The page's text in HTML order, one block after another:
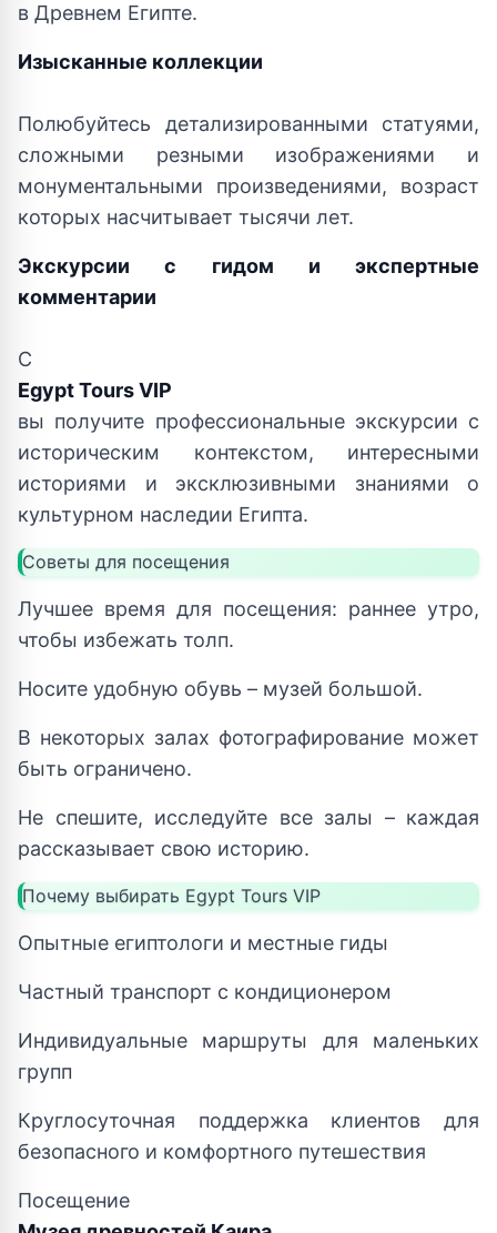
в Древнем Египте.
Изысканные коллекции
Полюбуйтесь детализированными статуями,
сложными резными изображениями и
монументальными произведениями, возраст
которых насчитывает тысячи лет.
Экскурсии с гидом и экспертные
комментарии
С
Egypt Tours VIP
вы получите профессиональные экскурсии с
историческим контекстом, интересными
историями и эксклюзивными знаниями о
культурном наследии Египта.
Советы для посещения
Лучшее время для посещения: раннее утро,
чтобы избежать толп.
Носите удобную обувь – музей большой.
В некоторых залах фотографирование может
быть ограничено.
Не спешите, исследуйте все залы – каждая
рассказывает свою историю.
Почему выбирать Egypt Tours VIP
Опытные египтологи и местные гиды
Частный транспорт с кондиционером
Индивидуальные маршруты для маленьких
групп
Круглосуточная поддержка клиентов для
безопасного и комфортного путешествия
Посещение